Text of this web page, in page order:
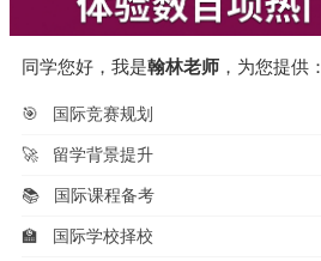
同学您好，我是翰林老师 ，为您提供：
🎯 国际竞赛规划
🚀 留学背景提升
📚 国际课程备考
🏫 国际学校择校